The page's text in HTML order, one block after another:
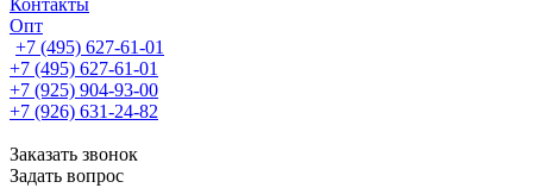
Контакты
Опт
+7 (495) 627-61-01
+7 (495) 627-61-01
+7 (925) 904-93-00
+7 (926) 631-24-82
Заказать звонок
Задать вопрос